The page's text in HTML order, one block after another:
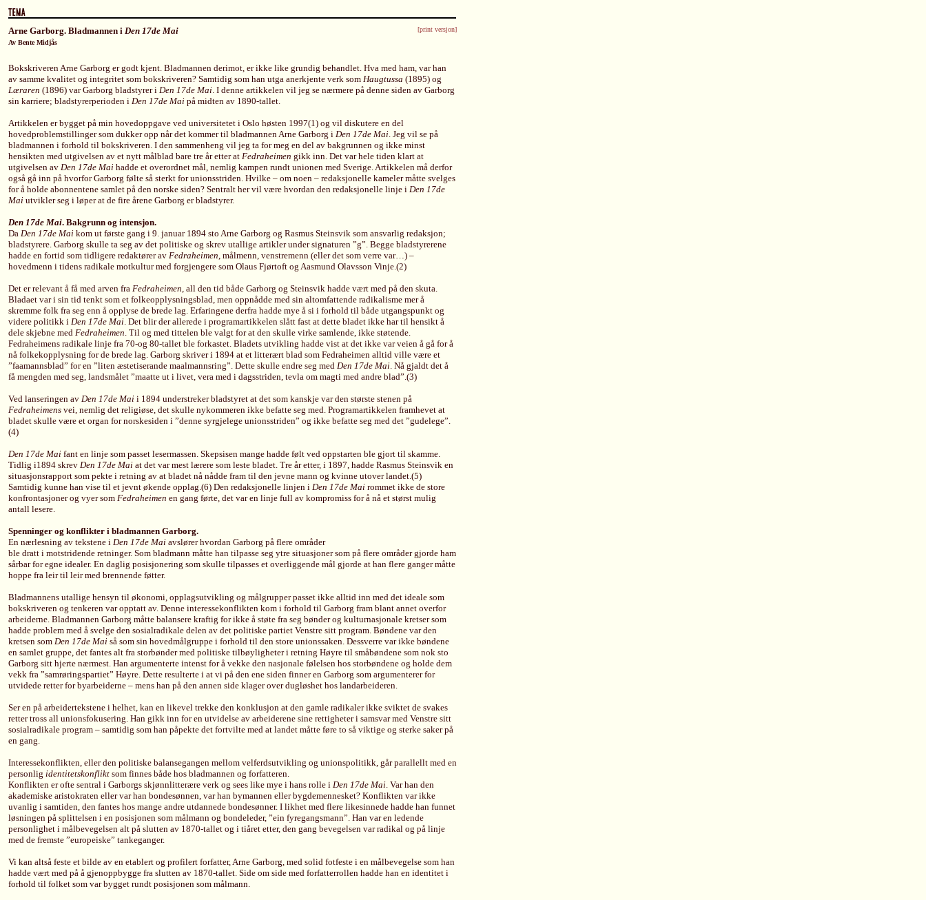
Arne Garborg. Bladmannen i Den 17de Mai
Av Bente Midjås
[print versjon]
Bokskriveren Arne Garborg er godt kjent. Bladmannen derimot, er ikke like grundig behandlet. Hva med ham, var han
av samme kvalitet og integritet som bokskriveren? Samtidig som han utga anerkjente verk som Haugtussa (1895) og
Læraren (1896) var Garborg bladstyrer i Den 17de Mai. I denne artikkelen vil jeg se nærmere på denne siden av Garborg
sin karriere; bladstyrerperioden i Den 17de Mai på midten av 1890-tallet.
Artikkelen er bygget på min hovedoppgave ved universitetet i Oslo høsten 1997(1) og vil diskutere en del
hovedproblemstillinger som dukker opp når det kommer til bladmannen Arne Garborg i Den 17de Mai. Jeg vil se på
bladmannen i forhold til bokskriveren. I den sammenheng vil jeg ta for meg en del av bakgrunnen og ikke minst
hensikten med utgivelsen av et nytt målblad bare tre år etter at Fedraheimen gikk inn. Det var hele tiden klart at
utgivelsen av Den 17de Mai hadde et overordnet mål, nemlig kampen rundt unionen med Sverige. Artikkelen må derfor
også gå inn på hvorfor Garborg følte så sterkt for unionsstriden. Hvilke – om noen – redaksjonelle kameler måtte svelges
for å holde abonnentene samlet på den norske siden? Sentralt her vil være hvordan den redaksjonelle linje i Den 17de
Mai utvikler seg i løper at de fire årene Garborg er bladstyrer.
Den 17de Mai. Bakgrunn og intensjon.
Da Den 17de Mai kom ut første gang i 9. januar 1894 sto Arne Garborg og Rasmus Steinsvik som ansvarlig redaksjon;
bladstyrere. Garborg skulle ta seg av det politiske og skrev utallige artikler under signaturen ”g”. Begge bladstyrerene
hadde en fortid som tidligere redaktører av Fedraheimen, målmenn, venstremenn (eller det som verre var…) –
hovedmenn i tidens radikale motkultur med forgjengere som Olaus Fjørtoft og Aasmund Olavsson Vinje.(2)
Det er relevant å få med arven fra Fedraheimen, all den tid både Garborg og Steinsvik hadde vært med på den skuta.
Bladaet var i sin tid tenkt som et folkeopplysningsblad, men oppnådde med sin altomfattende radikalisme mer å
skremme folk fra seg enn å opplyse de brede lag. Erfaringene derfra hadde mye å si i forhold til både utgangspunkt og
videre politikk i Den 17de Mai. Det blir der allerede i programartikkelen slått fast at dette bladet ikke har til hensikt å
dele skjebne med Fedraheimen. Til og med tittelen ble valgt for at den skulle virke samlende, ikke støtende.
Fedraheimens radikale linje fra 70-og 80-tallet ble forkastet. Bladets utvikling hadde vist at det ikke var veien å gå for å
nå folkekopplysning for de brede lag. Garborg skriver i 1894 at et litterært blad som Fedraheimen alltid ville være et
”faamannsblad” for en ”liten æstetiserande maalmannsring”. Dette skulle endre seg med Den 17de Mai. Nå gjaldt det å
få mengden med seg, landsmålet ”maatte ut i livet, vera med i dagsstriden, tevla om magti med andre blad”.(3)
Ved lanseringen av Den 17de Mai i 1894 understreker bladstyret at det som kanskje var den største stenen på
Fedraheimens vei, nemlig det religiøse, det skulle nykommeren ikke befatte seg med. Programartikkelen framhevet at
bladet skulle være et organ for norskesiden i ”denne syrgjelege unionsstriden” og ikke befatte seg med det ”gudelege”.
(4)
Den 17de Mai fant en linje som passet lesermassen. Skepsisen mange hadde følt ved oppstarten ble gjort til skamme.
Tidlig i1894 skrev Den 17de Mai at det var mest lærere som leste bladet. Tre år etter, i 1897, hadde Rasmus Steinsvik en
situasjonsrapport som pekte i retning av at bladet nå nådde fram til den jevne mann og kvinne utover landet.(5)
Samtidig kunne han vise til et jevnt økende opplag.(6) Den redaksjonelle linjen i Den 17de Mai rommet ikke de store
konfrontasjoner og vyer som Fedraheimen en gang førte, det var en linje full av kompromiss for å nå et størst mulig
antall lesere.
Spenninger og konflikter i bladmannen Garborg.
En nærlesning av tekstene i Den 17de Mai avslører hvordan Garborg på flere områder
ble dratt i motstridende retninger. Som bladmann måtte han tilpasse seg ytre situasjoner som på flere områder gjorde ham
sårbar for egne idealer. En daglig posisjonering som skulle tilpasses et overliggende mål gjorde at han flere ganger måtte
hoppe fra leir til leir med brennende føtter.
Bladmannens utallige hensyn til økonomi, opplagsutvikling og målgrupper passet ikke alltid inn med det ideale som
bokskriveren og tenkeren var opptatt av. Denne interessekonflikten kom i forhold til Garborg fram blant annet overfor
arbeiderne. Bladmannen Garborg måtte balansere kraftig for ikke å støte fra seg bønder og kulturnasjonale kretser som
hadde problem med å svelge den sosialradikale delen av det politiske partiet Venstre sitt program. Bøndene var den
kretsen som Den 17de Mai så som sin hovedmålgruppe i forhold til den store unionssaken. Dessverre var ikke bøndene
en samlet gruppe, det fantes alt fra storbønder med politiske tilbøyligheter i retning Høyre til småbøndene som nok sto
Garborg sitt hjerte nærmest. Han argumenterte intenst for å vekke den nasjonale følelsen hos storbøndene og holde dem
vekk fra ”samrøringspartiet” Høyre. Dette resulterte i at vi på den ene siden finner en Garborg som argumenterer for
utvidede retter for byarbeiderne – mens han på den annen side klager over dugløshet hos landarbeideren.
Ser en på arbeidertekstene i helhet, kan en likevel trekke den konklusjon at den gamle radikaler ikke sviktet de svakes
retter tross all unionsfokusering. Han gikk inn for en utvidelse av arbeiderene sine rettigheter i samsvar med Venstre sitt
sosialradikale program – samtidig som han påpekte det fortvilte med at landet måtte føre to så viktige og sterke saker på
en gang.
Interessekonflikten, eller den politiske balansegangen mellom velferdsutvikling og unionspolitikk, går parallellt med en
personlig identitetskonflikt som finnes både hos bladmannen og forfatteren.
Konflikten er ofte sentral i Garborgs skjønnlitterære verk og sees like mye i hans rolle i Den 17de Mai. Var han den
akademiske aristokraten eller var han bondesønnen, var han bymannen eller bygdemennesket? Konflikten var ikke
uvanlig i samtiden, den fantes hos mange andre utdannede bondesønner. I likhet med flere likesinnede hadde han funnet
løsningen på splittelsen i en posisjonen som målmann og bondeleder, ”ein fyregangsmann”. Han var en ledende
personlighet i målbevegelsen alt på slutten av 1870-tallet og i tiåret etter, den gang bevegelsen var radikal og på linje
med de fremste ”europeiske” tankeganger.
Vi kan altså feste et bilde av en etablert og profilert forfatter, Arne Garborg, med solid fotfeste i en målbevegelse som han
hadde vært med på å gjenoppbygge fra slutten av 1870-tallet. Side om side med forfatterrollen hadde han en identitet i
forhold til folket som var bygget rundt posisjonen som målmann.